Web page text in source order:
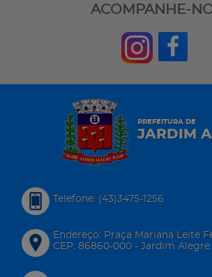
ACOMPANHE-
PREFEITURA DE
JARDIM
Telefone: (43)3475-1256
Endereço: Praça Mariana Leite
CEP: 86860-000 - Jardim Alegre